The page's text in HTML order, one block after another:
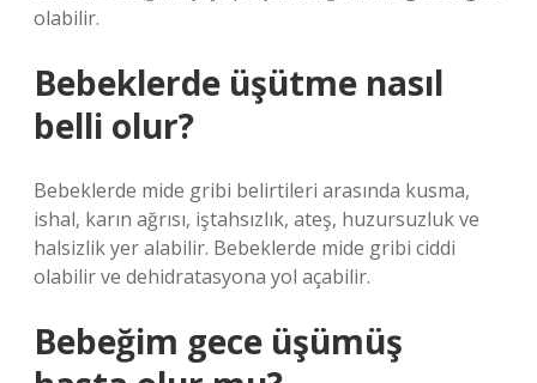
olabilir.
Bebeklerde üşütme nasıl
belli olur?
Bebeklerde mide gribi belirtileri arasında kusma,
ishal, karın ağrısı, iştahsızlık, ateş, huzursuzluk ve
halsizlik yer alabilir. Bebeklerde mide gribi ciddi
olabilir ve dehidratasyona yol açabilir.
Bebeğim gece üşümüş